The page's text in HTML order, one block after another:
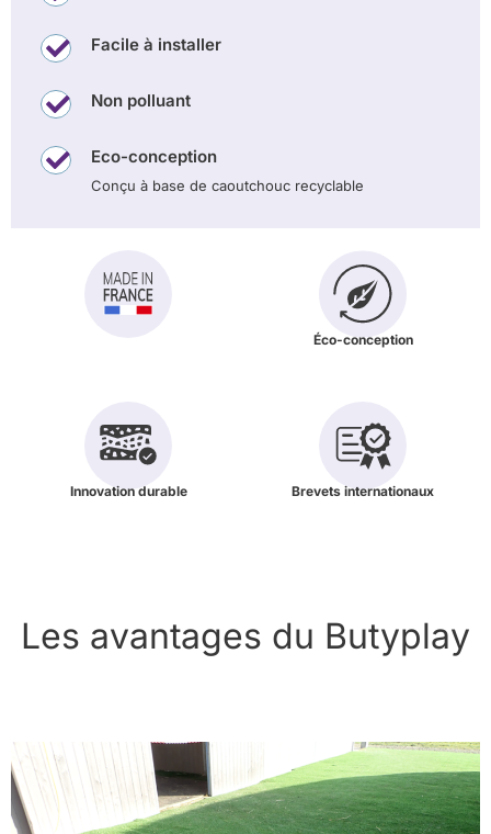
Facile à installer
Non polluant
Eco-conception
Conçu à base de caoutchouc recyclable
Éco-conception
Innovation durable Brevets internationaux
Les avantages du Butyplay